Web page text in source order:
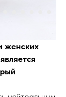
женских